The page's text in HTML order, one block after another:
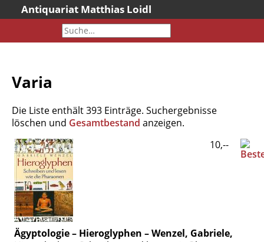
Antiquariat Matthias Loidl
Aktuelles
Neueingänge
Gesamtbestand
Sonderangebote
Katalogarchiv
Newsletter
Über uns
Kontakt
Warenkorb
Versandkosten
Varia
Die Liste enthält 393 Einträge. Suchergebnisse
löschen und Gesamtbestand anzeigen.
Ägyptologie – Hieroglyphen – Wenzel, Gabriele,
10,--